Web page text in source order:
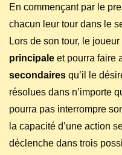
En commençant par le
chacun leur tour dans le
Lors de son tour, le
principale et pourra faire
secondaires qu’il le
résolues dans n’importe
pourra pas interrompre
la capacité d’une action
déclenche dans trois